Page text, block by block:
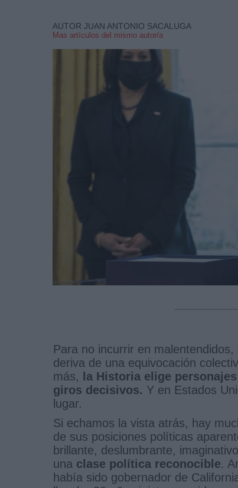
AUTOR JUAN ANTONIO SACALUGA
Mas artículos del mismo autor/a
Para no incurrir en
deriva de una equivocación
más, la Historia elige
giros decisivos. Y en Estados
lugar.
Si echamos la vista atrás, hay
de sus posiciones políticas
brillante, deslumbrante,
una clase política reconocible.
había sido gobernador de